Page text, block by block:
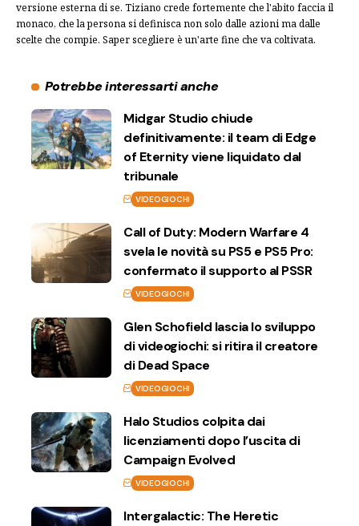
versione esterna di se. Tiziano crede fortemente che l'abito faccia il
monaco, che la persona si definisca non solo dalle azioni ma dalle
scelte che compie. Saper scegliere è un'arte fine che va coltivata.
Potrebbe interessarti anche
Midgar Studio chiude
definitivamente: il team di Edge
of Eternity viene liquidato dal
tribunale
VIDEOGIOCHI
Call of Duty: Modern Warfare 4
svela le novità su PS5 e PS5 Pro:
confermato il supporto al PSSR
VIDEOGIOCHI
Glen Schofield lascia lo sviluppo
di videogiochi: si ritira il creatore
di Dead Space
VIDEOGIOCHI
Halo Studios colpita dai
licenziamenti dopo l’uscita di
Campaign Evolved
VIDEOGIOCHI
Intergalactic: The Heretic